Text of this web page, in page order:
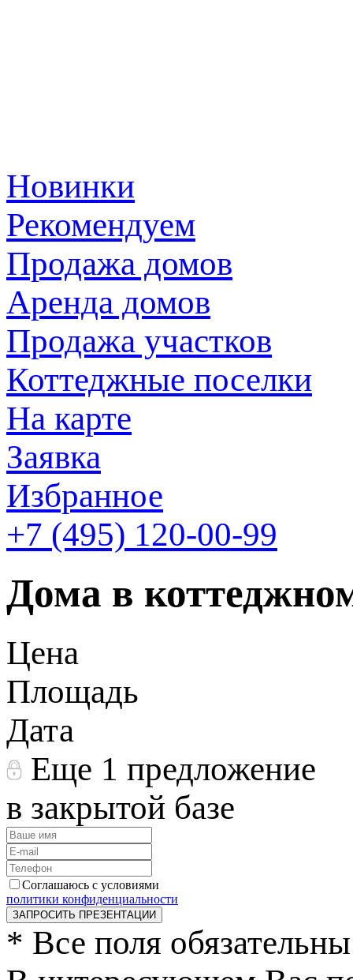
Новинки
Рекомендуем
Продажа домов
Аренда домов
Продажа участков
Коттеджные поселки
На карте
Заявка
Избранное
+7 (495) 120-00-99
Дома в
Цена
Площадь
Дата
Еще 1 предложение
в закрытой базе
Соглашаюсь с условиями
политики конфиденциальности
ЗАПРОСИТЬ ПРЕЗЕНТАЦИИ
* Все поля